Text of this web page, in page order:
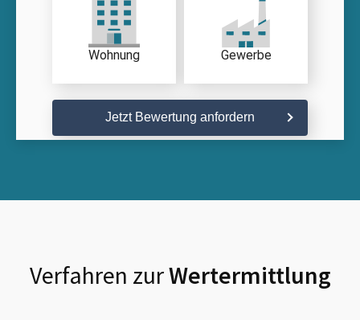
Wohnung Gewerbe
Jetzt Bewertung anfordern
Verfahren zurWertermittlung